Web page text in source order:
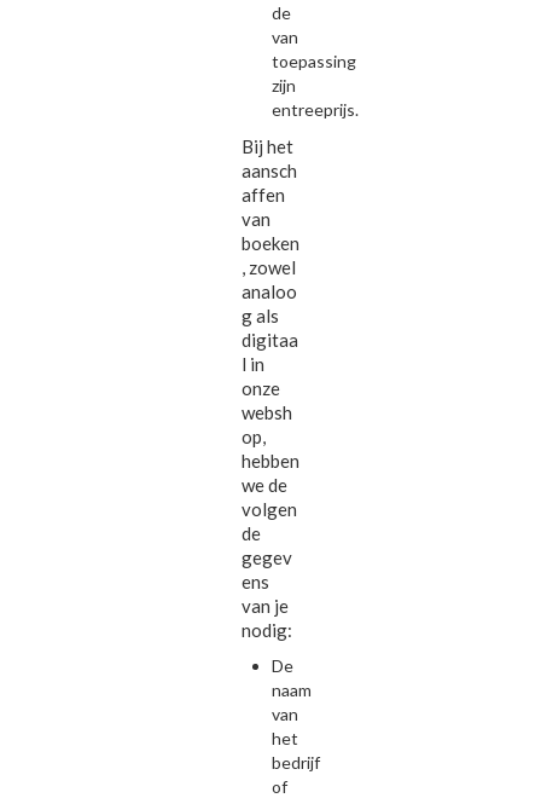
de
van
toepassing
zijn
entreeprijs.
Bij het
aansch
affen
van
boeken
, zowel
analoo
g als
digitaa
l in
onze
websh
op,
hebben
we de
volgen
de
gegev
ens
van je
nodig:
De
naam
van
het
bedrijf
of